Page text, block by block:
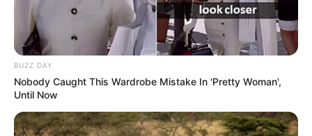
BUZZ DAY
Nobody Caught This Wardrobe Mistake In 'Pretty Woman',
Until Now